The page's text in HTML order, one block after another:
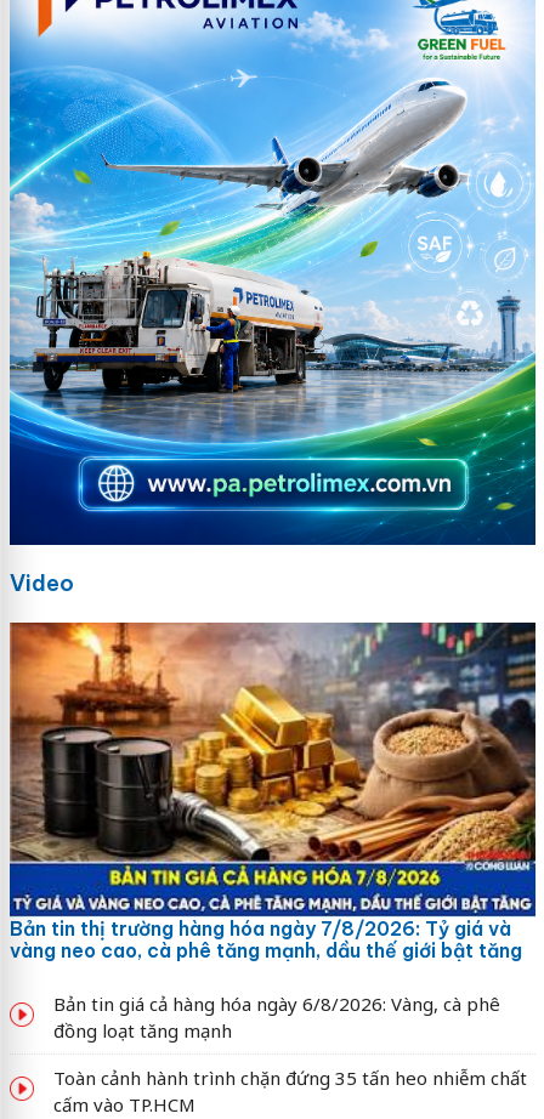
Video
Bản tin thị trường hàng hóa ngày 7/8/2026: Tỷ giá và
vàng neo cao, cà phê tăng mạnh, dầu thế giới bật tăng
Bản tin giá cả hàng hóa ngày 6/8/2026: Vàng, cà phê
đồng loạt tăng mạnh
Toàn cảnh hành trình chặn đứng 35 tấn heo nhiễm chất
cấm vào TP.HCM